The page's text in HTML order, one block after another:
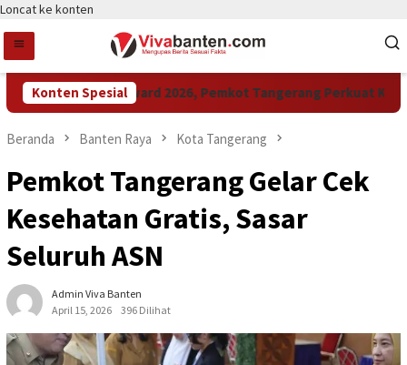
Loncat ke konten
Konten Spesial
Raih LPM Award 2026, Pemkot Tangerang Perkuat
Beranda Banten Raya Kota Tangerang
Pemkot Tangerang Gelar Cek
Kesehatan Gratis, Sasar
Seluruh ASN
Admin Viva Banten
April 15, 2026
396 Dilihat